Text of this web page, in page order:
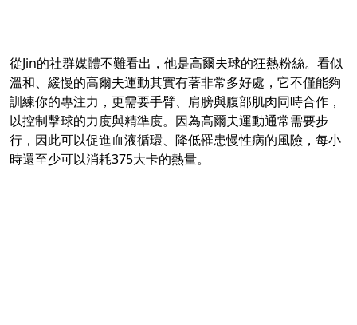
從Jin的社群媒體不難看出，他是高爾夫球的狂熱粉絲。看似
溫和、緩慢的高爾夫運動其實有著非常多好處，它不僅能夠
訓練你的專注力，更需要手臂、肩膀與腹部肌肉同時合作，
以控制擊球的力度與精準度。因為高爾夫運動通常需要步
行，因此可以促進血液循環、降低罹患慢性病的風險，每小
時還至少可以消耗375大卡的熱量。